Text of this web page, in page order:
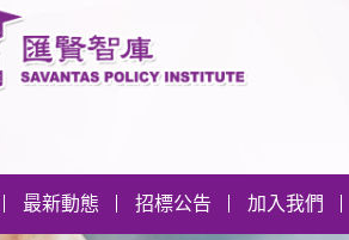
最新動態 招標公告 加入我們